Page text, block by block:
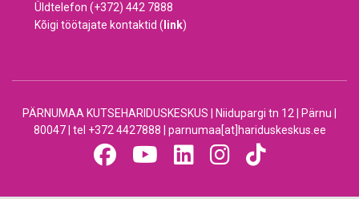
Üldtelefon (+372) 442 7888
Kõigi töötajate kontaktid ( link)
PÄRNUMAA KUTSEHARIDUSKESKUS | Niidupargi tn 12 | Pärnu |
80047 | tel +372 4427888 | parnumaa[at]hariduskeskus.ee